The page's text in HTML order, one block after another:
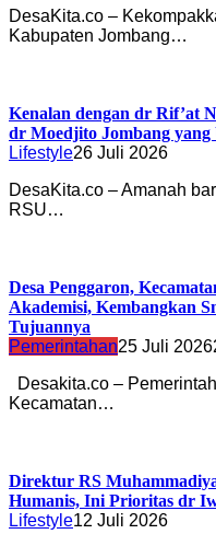
DesaKita.co –
Kabupaten Jombang…
Kenalan dengan dr Rif’at
dr Moedjito Jombang
Lifestyle26 Juli 2026
DesaKita.co – Amanah
RSU…
Desa Penggaron,
Akademisi, Kembangkan
Tujuannya
Pemerintahan25 Juli 2026
Desakita.co –
Kecamatan…
Direktur RS
Humanis, Ini Prioritas dr
Lifestyle12 Juli 2026